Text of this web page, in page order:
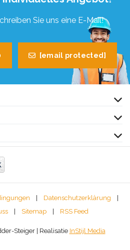
Sie uns eine E-Mail!
[email protected]
Datenschutzerklärung
Sitemap RSS Feed
Steiger | Realisatie InStijl Media